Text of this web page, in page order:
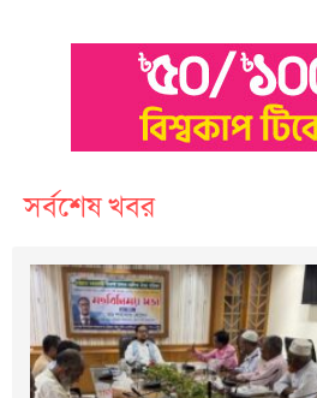
সর্বশেষ খবর